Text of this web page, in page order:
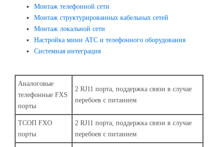
Монтаж телефонной сети
Монтаж структурированных кабельных сетей
Монтаж локальной сети
Настройка мини АТС и телефонного оборудования
Системная интеграция
Аналоговые
телефонные FXS
порты
2 RJ11 порта, поддержка связи в случае
перебоев с питанием
ТСОП FXO
порты
2 RJ11 порта, поддержка связи в случае
перебоев с питанием